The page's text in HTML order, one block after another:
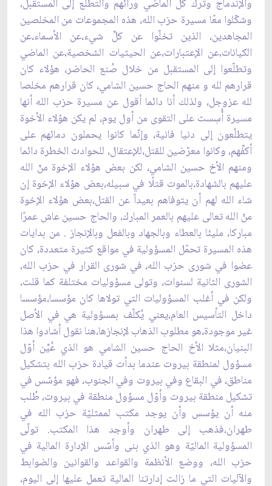
والإندماج وترك كل الماضي ورائهم والتطلّع إلى المستقبل،
وشكّلوا معًا ‏مسيرة حزب الله، هذه المجموعات من المخلصين
المجاهدين، الذين تخلّوا عن كلِّ شيء،عن الأسماء،عن
‏الكيانات،عن الإعتبارات،عن الحيثيات الشخصية،عن الماضي
وتطلّعوا إلى المستقبل من خلال صُنع ‏الحاضر، هؤلاء كان
قرارهم لله و منهم الحاج حسين الشامي، كان قرارهم مخلصا
لله عزوجل، ولذلك أنا ‏دائما أقول عن مسيرة حزب الله أنها
مسيرة أُسِست على التقوى من أول يوم، لم يكن هؤلاء الأخوة
‏يتطلّعون إلى دنيا فانية، وإنّما كانوا يحملون دمائهم على
أكفِّهم، وكانوا معرّضين للقتل،للإعتقال، للحوادث ‏الخطرة دائما
ومنهم الأخ حسين الشامي، لكن بعض هؤلاء الإخوة منّ الله
عليهم بالشهادة،بالموت قتلًا في ‏سبيله،بعض هؤلاء الإخوة إن
شاء الله لهم أن يتوفاهم بعيداً عن القتل،بعض هؤلاء الإخوة
منّ الله تعالى ‏عليهم بالعمر المبارك، والحاج حسين عاش عمرًا
مباركا، مليئا بالعطاء وبالجهاد وبالفعل وبالإنجاز . من ‏بدايات
هذه المسيرة تحمّل المسؤولية في مواقع كثيرة متعددة، كان
عضوا في شورى حزب الله، في شورى ‏القرار في حزب الله،
الشورى الثانية لسنوات، وتولى مسؤوليات مختلفة كما قلت،
ولكن في أغلب ‏المسؤوليات التي تولاها كان مؤسسا،مؤسسا
داخل التأسيس العام،يعني يُكلّف بمسؤولية هي في الأصل
‏غير موجودة،هو مطلوب الذهاب لإنجازها،هنا نقول أشادوا هذا
البنيان،مثلا الأخ الحاج حسين الشامي هو ‏الذي عُيِّن أوّل
مسؤول لمنطقة بيروت عندما بدأت قيادة حزب الله بتشكيل
مناطق، في البقاع وفي بيروت ‏وفي الجنوب، فهو مؤسّس في
تشكيل منطقة بيروت وأوّل مسؤول منطقة في بيروت، طُلب
منه أن يؤسس ‏وأن يوجد مكتب لممثليّة حزب الله في
طهران،فذهب إلى طهران وأوجد هذا المكتب. تولّى
المسؤولية ‏الماليّة وهو الذي بنى وأسّس الإدارة المالية في
حزب الله، ووضع الأنظمة والقواعد والقوانين والضوابط
‏والآليات التي ما زالت إدارتنا المالية تعمل عليها إلى اليوم،